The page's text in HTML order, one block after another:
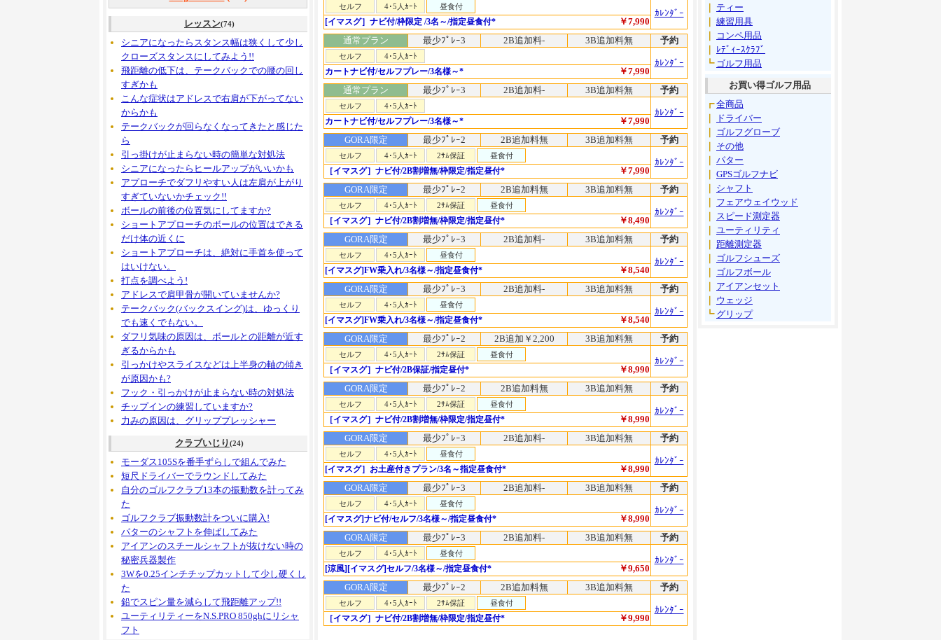
レッスン(74)
シニアになったらスタンス幅は狭くして少し
クローズスタンスにしてみよう!!
飛距離の低下は、テークバックでの腰の回し
すぎかも
こんな症状はアドレスで右肩が下がってない
からかも
テークバックが回らなくなってきたと感じた
ら
引っ掛けが止まらない時の簡単な対処法
シニアになったらヒールアップがいいかも
アプローチでダフリやすい人は左肩が上がり
すぎていないかチェック!!
ボールの前後の位置気にしてますか?
ショートアプローチのボールの位置はできる
だけ体の近くに
ショートアプローチは、絶対に手首を使って
はいけない。
打点を調べよう!
アドレスで肩甲骨が開いていませんか?
テークバック(バックスイング)は、ゆっくり
でも速くでもない。
ダフリ気味の原因は、ボールとの距離が近す
ぎるからかも
引っかけやスライスなどは上半身の軸の傾き
が原因かも?
フック・引っかけが止まらない時の対処法
チップインの練習していますか?
力みの原因は、グリッププレッシャー
クラブいじり(24)
モーダス105Sを番手ずらしで組んでみた
短尺ドライバーでラウンドしてみた
自分のゴルフクラブ13本の振動数を計ってみ
た
ゴルフクラブ振動数計をついに購入!
パターのシャフトを伸ばしてみた
アイアンのスチールシャフトが抜けない時の
秘密兵器製作
3Wを0.25インチチップカットして少し硬くし
た
鉛でスピン量を減らして飛距離アップ!!
ユーティリティーをN.S.PRO 850ghにリシャ
フト
セルフ 4･5人ｶｰﾄ 昼食付
ｶﾚﾝﾀﾞｰ
[イマスグ］ナビ付/枠限定 /3名～/指定昼食付*
￥7,990
通常プラン
最少ﾌﾟﾚｰ3 2B追加料- 3B追加料無 予約
セルフ 4･5人ｶｰﾄ
ｶﾚﾝﾀﾞｰ
カートナビ付/セルフプレー/3名様～*
￥7,990
通常プラン
最少ﾌﾟﾚｰ3 2B追加料- 3B追加料無 予約
セルフ 4･5人ｶｰﾄ
ｶﾚﾝﾀﾞｰ
カートナビ付/セルフプレー/3名様～*
￥7,990
GORA限定
最少ﾌﾟﾚｰ2 2B追加料無 3B追加料無 予約
セルフ 4･5人ｶｰﾄ 2ｻﾑ保証 昼食付
ｶﾚﾝﾀﾞｰ
［イマスグ］ナビ付/2B割増無/枠限定/指定昼付*
￥7,990
GORA限定
最少ﾌﾟﾚｰ2 2B追加料無 3B追加料無 予約
セルフ 4･5人ｶｰﾄ 2ｻﾑ保証 昼食付
ｶﾚﾝﾀﾞｰ
［イマスグ］ナビ付/2B割増無/枠限定/指定昼付*
￥8,490
GORA限定
最少ﾌﾟﾚｰ3 2B追加料- 3B追加料無 予約
セルフ 4･5人ｶｰﾄ 昼食付
ｶﾚﾝﾀﾞｰ
[イマスグ]FW乗入れ/3名様～/指定昼食付*
￥8,540
GORA限定
最少ﾌﾟﾚｰ3 2B追加料- 3B追加料無 予約
セルフ 4･5人ｶｰﾄ 昼食付
ｶﾚﾝﾀﾞｰ
[イマスグ]FW乗入れ/3名様～/指定昼食付*
￥8,540
GORA限定
最少ﾌﾟﾚｰ2 2B追加￥2,200 3B追加料無 予約
セルフ 4･5人ｶｰﾄ 2ｻﾑ保証 昼食付
ｶﾚﾝﾀﾞｰ
［イマスグ］ナビ付/2B保証/指定昼付*
￥8,990
GORA限定
最少ﾌﾟﾚｰ2 2B追加料無 3B追加料無 予約
セルフ 4･5人ｶｰﾄ 2ｻﾑ保証 昼食付
ｶﾚﾝﾀﾞｰ
［イマスグ］ナビ付/2B割増無/枠限定/指定昼付*
￥8,990
GORA限定
最少ﾌﾟﾚｰ3 2B追加料- 3B追加料無 予約
セルフ 4･5人ｶｰﾄ 昼食付
ｶﾚﾝﾀﾞｰ
[イマスグ］お土産付きプラン/3名～指定昼食付*
￥8,990
GORA限定
最少ﾌﾟﾚｰ3 2B追加料- 3B追加料無 予約
セルフ 4･5人ｶｰﾄ 昼食付
ｶﾚﾝﾀﾞｰ
[イマスグ]ナビ付/セルフ/3名様～/指定昼食付*
￥8,990
GORA限定
最少ﾌﾟﾚｰ3 2B追加料- 3B追加料無 予約
セルフ 4･5人ｶｰﾄ 昼食付
ｶﾚﾝﾀﾞｰ
[涼風][イマスグ]セルフ/3名様～/指定昼食付*
￥9,650
GORA限定
最少ﾌﾟﾚｰ2 2B追加料無 3B追加料無 予約
セルフ 4･5人ｶｰﾄ 2ｻﾑ保証 昼食付
ｶﾚﾝﾀﾞｰ
［イマスグ］ナビ付/2B割増無/枠限定/指定昼付* ￥9,990
ティー
練習用具
コンペ用品
ﾚﾃﾞｨｰｽｸﾗﾌﾞ
┗ ゴルフ用品
お買い得ゴルフ用品
┏全商品
ドライバー
ゴルフグローブ
その他
パター
GPSゴルフナビ
シャフト
フェアウェイウッド
スピード測定器
ユーティリティ
距離測定器
ゴルフシューズ
ゴルフボール
アイアンセット
ウェッジ
┗ グリップ